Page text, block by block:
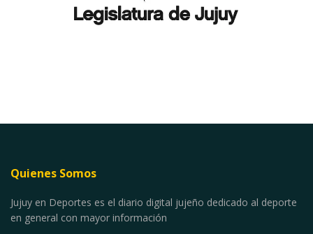
Quienes Somos
Jujuy en Deportes es el diario digital jujeño dedicado al deporte
en general con mayor información